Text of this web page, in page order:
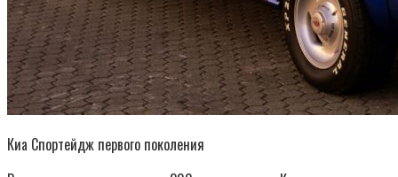
Киа Спортейдж первого поколения